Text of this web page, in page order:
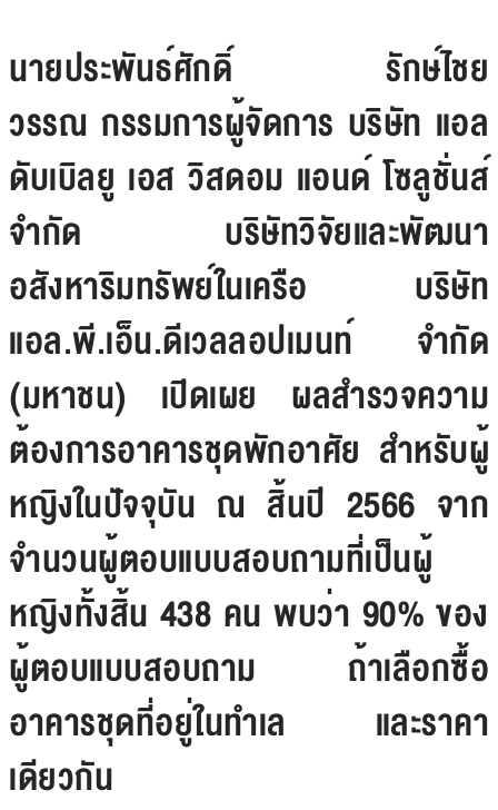
นายประพันธ์ศักดิ์ รักษ์ไชย
วรรณ กรรมการผู้จัดการ บริษัท แอล
ดับเบิลยู เอส วิสดอม แอนด์ โซลูชั่นส์
จำกัด บริษัทวิจัยและพัฒนา
อสังหาริมทรัพย์ในเครือ บริษัท
แอล.พี.เอ็น.ดีเวลลอปเมนท์ จำกัด
(มหาชน) เปิดเผย ผลสำรวจความ
ต้องการอาคารชุดพักอาศัย สำหรับผู้
หญิงในปัจจุบัน ณ สิ้นปี 2566 จาก
จำนวนผู้ตอบแบบสอบถามที่เป็นผู้
หญิงทั้งสิ้น 438 คน พบว่า 90% ของ
ผู้ตอบแบบสอบถาม ถ้าเลือกซื้อ
อาคารชุดที่อยู่ในทำเล และราคา
เดียวกัน